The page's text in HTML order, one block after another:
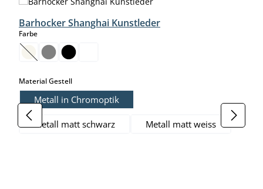
Barhocker Shanghai Kunstleder
Farbeauswählen
(Diese Option ist zurzeit nicht verfügbar.)
Material Gestellauswählen
Metall in Chromoptik
Metall matt schwarz Metall matt weiss